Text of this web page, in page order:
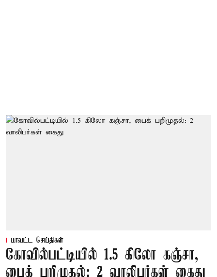
மாவட்ட செய்திகள்
கோவில்பட்டியில் 1.5 கிலோ கஞ்சா,
பைக் பறிமுதல்: 2 வாலிபர்கள் கைது